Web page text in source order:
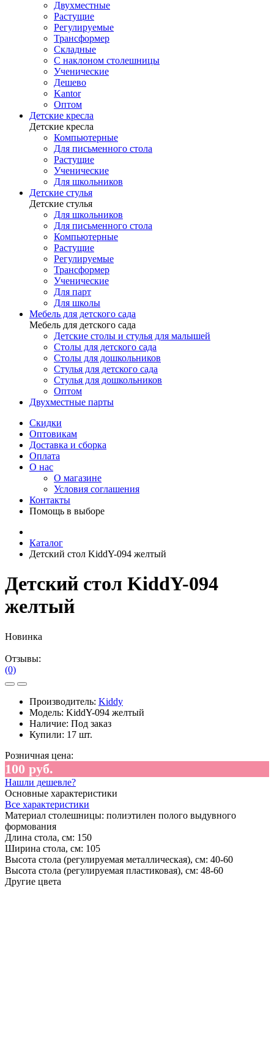
Двухместные
Растущие
Регулируемые
Трансформер
Складные
С наклоном столешницы
Ученические
Дешево
Kantor
Оптом
Детские кресла
Детские кресла
Компьютерные
Для письменного стола
Растущие
Ученические
Для школьников
Детские стулья
Детские стулья
Для школьников
Для письменного стола
Компьютерные
Растущие
Регулируемые
Трансформер
Ученические
Для парт
Для школы
Мебель для детского сада
Мебель для детского сада
Детские столы и стулья для малышей
Столы для детского сада
Столы для дошкольников
Стулья для детского сада
Стулья для дошкольников
Оптом
Двухместные парты
Скидки
Оптовикам
Доставка и сборка
Оплата
О нас
О магазине
Условия соглашения
Контакты
Помощь в выборе
Каталог
Детский стол KiddY-094 желтый
Детский стол KiddY-094
желтый
Новинка
Отзывы:
(0)
Производитель: Kiddy
Модель: KiddY-094 желтый
Наличие: Под заказ
Купили: 17 шт.
Розничная цена:
100 руб.
Нашли дешевле?
Основные характеристики
Все характеристики
Материал столешницы: полиэтилен полого выдувного
формования
Длина стола, см: 150
Ширина стола, см: 105
Высота стола (регулируемая металлическая), см: 40-60
Высота стола (регулируемая пластиковая), см: 48-60
Другие цвета